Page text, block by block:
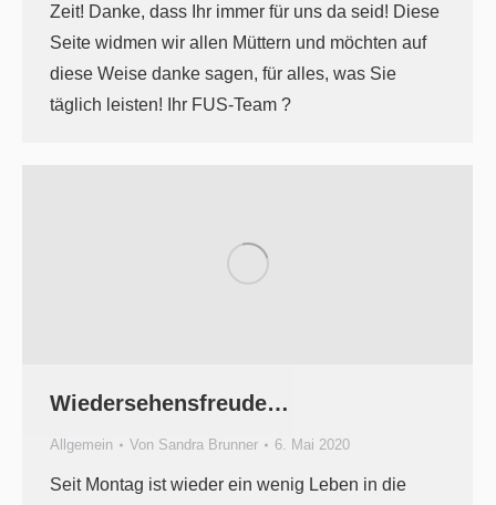
Zeit! Danke, dass Ihr immer für uns da seid! Diese
Seite widmen wir allen Müttern und möchten auf
diese Weise danke sagen, für alles, was Sie
täglich leisten! Ihr FUS-Team ?
Wiedersehensfreude…
Allgemein Von Sandra Brunner 6. Mai 2020
Seit Montag ist wieder ein wenig Leben in die